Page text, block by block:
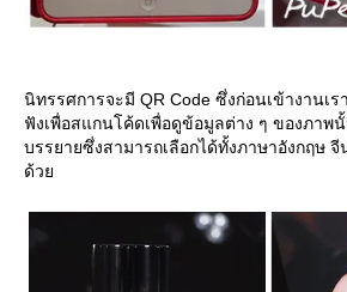
นิทรรศการจะมี QR Code ซึ่งก่อนเข้างานเ
ฟังเพื่อสแกนโค้ดเพื่อดูข้อมูลต่าง ๆ ของภาพ
บรรยายซึ่งสามารถเลือกได้ทั้งภาษาอังกฤษ
ด้ว